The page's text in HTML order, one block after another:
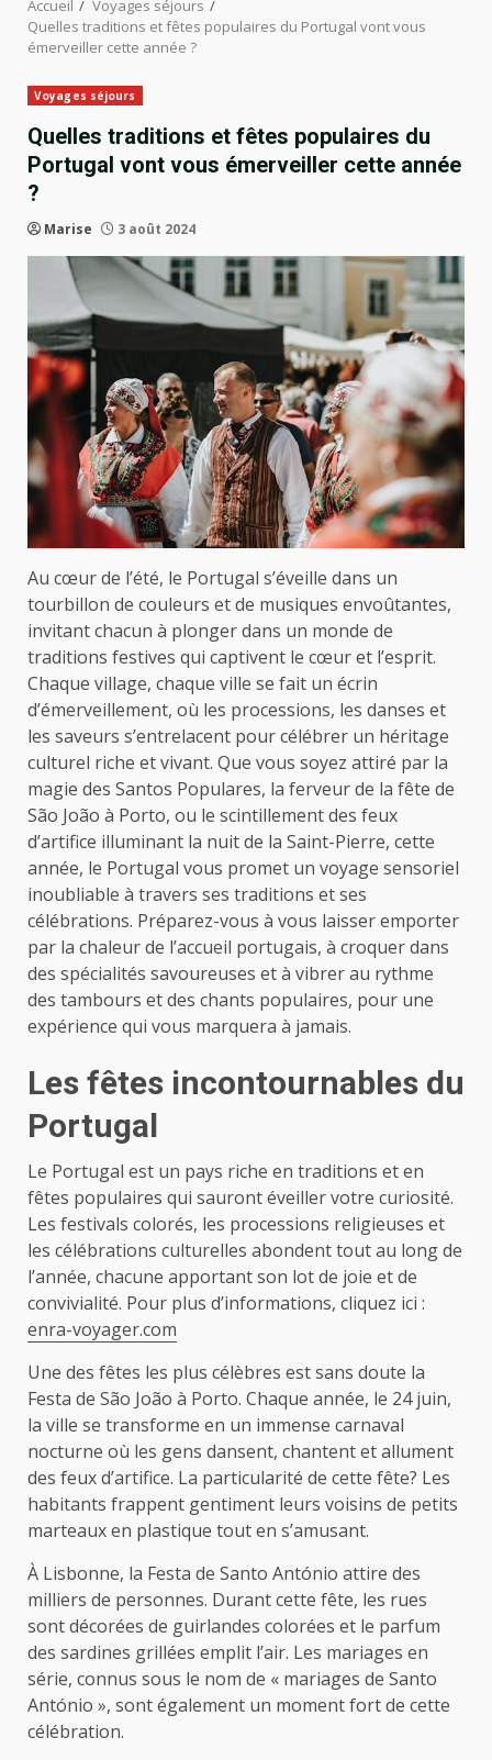
Accueil
Voyages séjours
Quelles traditions et fêtes populaires du Portugal vont vous
émerveiller cette année ?
Voyages séjours
Quelles traditions et fêtes populaires du
Portugal vont vous émerveiller cette année
?
Marise 3 août 2024
Au cœur de l’été, le Portugal s’éveille dans un
tourbillon de couleurs et de musiques envoûtantes,
invitant chacun à plonger dans un monde de
traditions festives qui captivent le cœur et l’esprit.
Chaque village, chaque ville se fait un écrin
d’émerveillement, où les processions, les danses et
les saveurs s’entrelacent pour célébrer un héritage
culturel riche et vivant. Que vous soyez attiré par la
magie des Santos Populares, la ferveur de la fête de
São João à Porto, ou le scintillement des feux
d’artifice illuminant la nuit de la Saint-Pierre, cette
année, le Portugal vous promet un voyage sensoriel
inoubliable à travers ses traditions et ses
célébrations. Préparez-vous à vous laisser emporter
par la chaleur de l’accueil portugais, à croquer dans
des spécialités savoureuses et à vibrer au rythme
des tambours et des chants populaires, pour une
expérience qui vous marquera à jamais.
Les fêtes incontournables du
Portugal
Le Portugal est un pays riche en traditions et en
fêtes populaires qui sauront éveiller votre curiosité.
Les festivals colorés, les processions religieuses et
les célébrations culturelles abondent tout au long de
l’année, chacune apportant son lot de joie et de
convivialité. Pour plus d’informations, cliquez ici :
enra-voyager.com
Une des fêtes les plus célèbres est sans doute la
Festa de São João à Porto. Chaque année, le 24 juin,
la ville se transforme en un immense carnaval
nocturne où les gens dansent, chantent et allument
des feux d’artifice. La particularité de cette fête? Les
habitants frappent gentiment leurs voisins de petits
marteaux en plastique tout en s’amusant.
À Lisbonne, la Festa de Santo António attire des
milliers de personnes. Durant cette fête, les rues
sont décorées de guirlandes colorées et le parfum
des sardines grillées emplit l’air. Les mariages en
série, connus sous le nom de « mariages de Santo
António », sont également un moment fort de cette
célébration.